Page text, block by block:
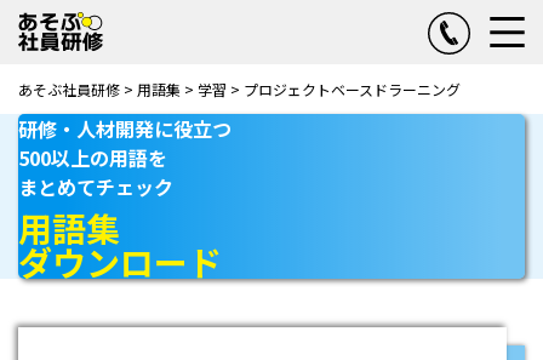
あそぶ社員研修 > 用語集 > 学習 > プロジェクトベースドラーニング
研修・人材開発に役立つ
500以上の用語を
まとめてチェック
用語集
ダウンロード